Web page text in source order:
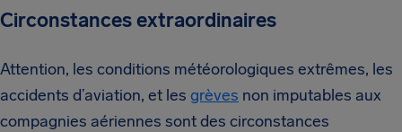
Circonstances extraordinaires
Attention, les conditions météorologiques extrêmes, les
accidents d’aviation, et les grèves non imputables aux
compagnies aériennes sont des circonstances